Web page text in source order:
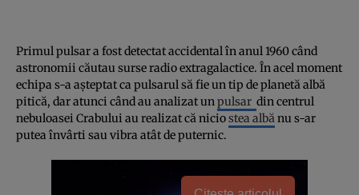
Primul pulsar a fost detectat accidental în anul 1960 când
astronomii căutau surse radio extragalactice. În acel moment
echipa s-a aşteptat ca pulsarul să fie un tip de planetă albă
pitică, dar atunci când au analizat unpulsar din centrul
nebuloasei Crabului au realizat că niciostea albănu s-ar
putea învârti sau vibra atât de puternic.